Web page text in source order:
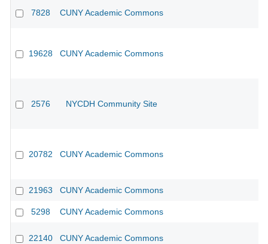
7828 CUNY Academic Commons
19628 CUNY Academic Commons
2576 NYCDH Community Site
20782 CUNY Academic Commons
21963 CUNY Academic Commons
5298 CUNY Academic Commons
22140 CUNY Academic Commons